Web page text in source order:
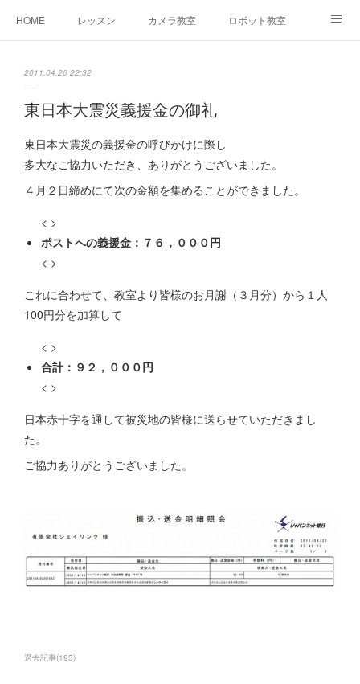
HOME レッスン カメラ教室 ロボット教室
2011.04.20 22:32
東日本大震災義援金の御礼
東日本大震災の義援金の呼びかけに際し
多大なご協力いただき、ありがとうございました。
４月２日締めにて次の金額を集めることができました。
< >
ポストへの義援金：７６，０００円
< >
これに合わせて、教室より皆様のお月謝（３月分）から１人
100円分を加算して
< >
合計：９２，０００円
< >
日本赤十字を通して被災地の皆様に送らせていただきまし
た。
ご協力ありがとうございました。
過去記事(195)